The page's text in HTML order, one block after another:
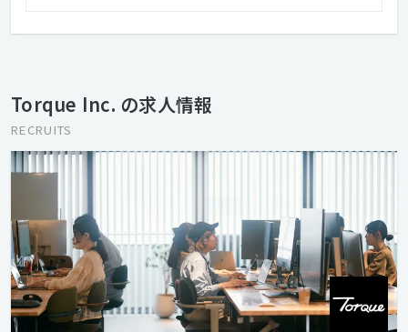
Torque Inc. の求人情報
RECRUITS